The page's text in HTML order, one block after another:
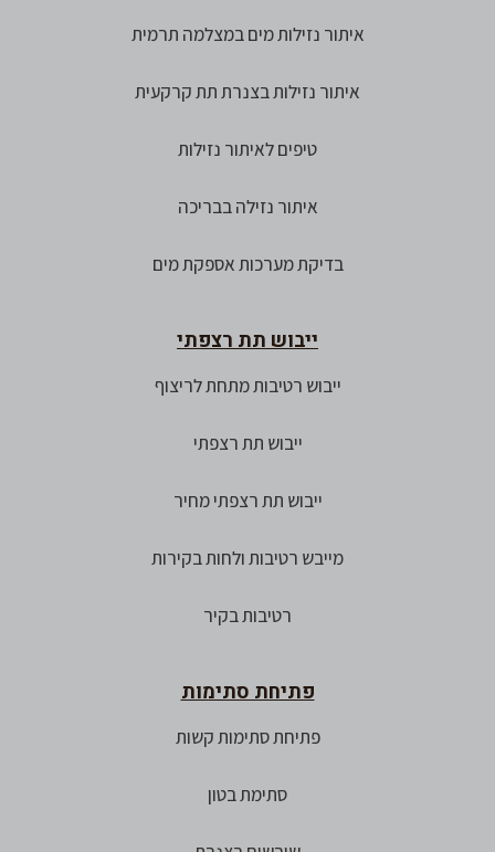
איתור נזילות מים במצלמה תרמית
איתור נזילות בצנרת תת קרקעית
טיפים לאיתור נזילות
איתור נזילה בבריכה
בדיקת מערכות אספקת מים
ייבוש תת רצפתי
ייבוש רטיבות מתחת לריצוף
ייבוש תת רצפתי
ייבוש תת רצפתי מחיר
מייבש רטיבות ולחות בקירות
רטיבות בקיר
פתיחת סתימות
פתיחת סתימות קשות
סתימת בטון